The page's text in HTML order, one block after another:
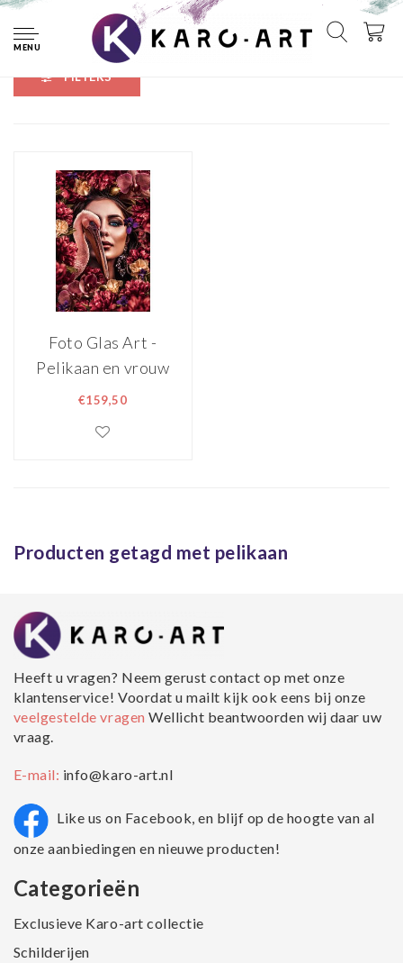
MENU
pelikaan
FILTERS
Foto Glas Art -
Pelikaan en vrouw
omringt door
gekleurd, prachtig
materiaal.
€159,50
Producten getagd met pelikaan
Heeft u vragen? Neem gerust contact op met onze
klantenservice! Voordat u mailt kijk ook eens bij onze
veelgestelde vragenWellicht beantwoorden wij daar uw
vraag.
E-mail: info@karo-art.nl
Like us on Facebook, en blijf op de hoogte van al
onze aanbiedingen en nieuwe producten!
Categorieën
Exclusieve Karo-art collectie
Schilderijen